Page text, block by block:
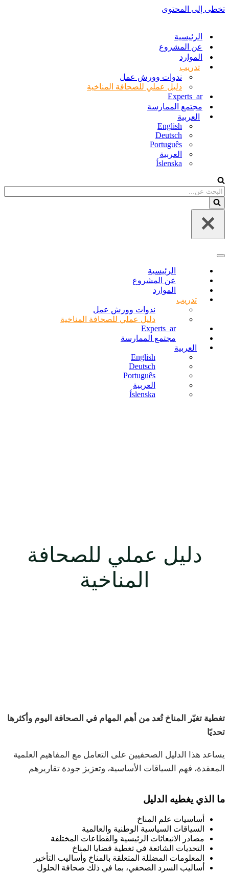
تخطى إلى المحتوى
الرئيسية
عن المشروع
الموارد
تدريب
ندوات وورش عمل
دليل عملي للصحافة المناخية
Experts_ar
مجتمع الممارسة
العربية
English
Deutsch
Português
العربية
Íslenska
البحث
عن...
قائمة
الرئيسية
عن المشروع
الموارد
تدريب
ندوات وورش عمل
دليل عملي للصحافة المناخية
Experts_ar
مجتمع الممارسة
العربية
English
Deutsch
Português
العربية
Íslenska
دليل عملي للصحافة
المناخية
تغطية تغيّر المناخ تُعد من أهم المهام في الصحافة اليوم وأكثرها
تحديًا
يساعد هذا الدليل الصحفيين على التعامل مع المفاهيم العلمية
المعقدة، فهم السياقات الأساسية، وتعزيز جودة تقاريرهم
ما الذي يغطيه الدليل
أساسيات علم المناخ
السياقات السياسية الوطنية والعالمية
مصادر الانبعاثات الرئيسية والقطاعات المختلفة
التحديات الشائعة في تغطية قضايا المناخ
المعلومات المضللة المتعلقة بالمناخ وأساليب التأخير
أساليب السرد الصحفي، بما في ذلك صحافة الحلول